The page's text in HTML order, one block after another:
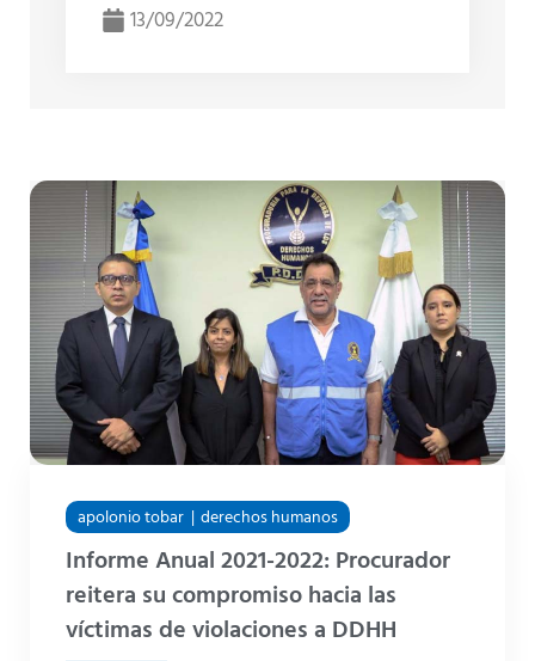
13/09/2022
apolonio tobar derechos humanos
Informe Anual 2021-2022: Procurador
reitera su compromiso hacia las
víctimas de violaciones a DDHH